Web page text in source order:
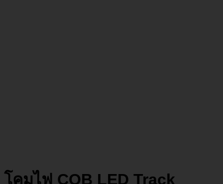
โคมไฟ COB LED Track